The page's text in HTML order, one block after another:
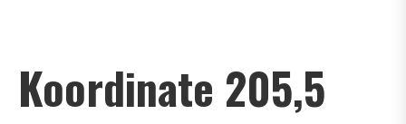
Koordinate 205,5